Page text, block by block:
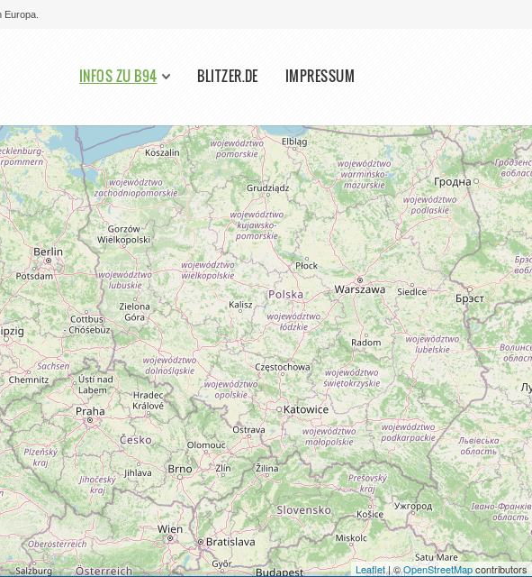
Bitte auswählen
INFOS ZU B94 BLITZER.DE IMPRESSUM
Leaflet| ©OpenStreetMapcontributors